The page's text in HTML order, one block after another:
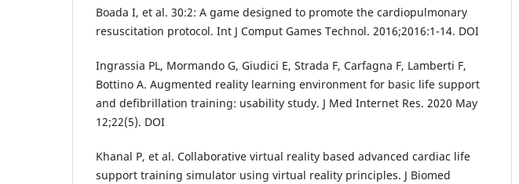
Boada I, et al. 30:2: A game designed to promote the cardiopulmonary
resuscitation protocol. Int J Comput Games Technol. 2016;2016:1-14. DOI
Ingrassia PL, Mormando G, Giudici E, Strada F, Carfagna F, Lamberti F,
Bottino A. Augmented reality learning environment for basic life support
and defibrillation training: usability study. J Med Internet Res. 2020 May
12;22(5). DOI
Khanal P, et al. Collaborative virtual reality based advanced cardiac life
support training simulator using virtual reality principles. J Biomed